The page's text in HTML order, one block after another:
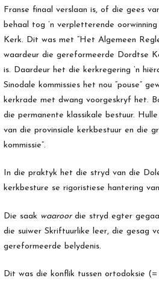
Franse finaal verslaan is, of die gees
behaal tog ’n verpletterende
Kerk. Dit was met “Het Algemeen
waardeur die gereformeerde Dordtse
is. Daardeur het die kerkregering ’n
Sinodale kommissies het nou “pouse”
kerkrade met dwang voorgeskryf het.
die permanente klassikale bestuur.
van die provinsiale kerkbestuur en die
kommissie”.
In die praktyk het die stryd van die
kerkbesture se rigoristiese hantering
Die saak waaroordie stryd egter
die suiwer Skriftuurlike leer, die gesag
gereformeerde belydenis.
Dit was die konflik tussen ortodoksie